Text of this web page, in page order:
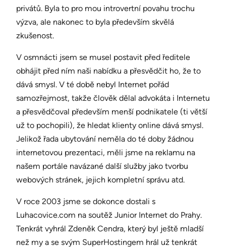
privátů. Byla to pro mou introvertní povahu trochu
výzva, ale nakonec to byla především skvělá
zkušenost.
V osmnácti jsem se musel postavit před ředitele
obhájit před ním naši nabídku a přesvědčit ho, že to
dává smysl. V té době nebyl Internet pořád
samozřejmost, takže člověk dělal advokáta i Internetu
a přesvědčoval především menší podnikatele (ti větší
už to pochopili), že hledat klienty online dává smysl.
Jelikož řada ubytování neměla do té doby žádnou
internetovou prezentaci, měli jsme na reklamu na
našem portále navázané další služby jako tvorbu
webových stránek, jejich kompletní správu atd.
V roce 2003 jsme se dokonce dostali s
Luhacovice.com na soutěž Junior Internet do Prahy.
Tenkrát vyhrál Zdeněk Cendra, který byl ještě mladší
než my a se svým SuperHostingem hrál už tenkrát